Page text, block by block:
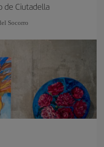
de Ciutadella
Socorro